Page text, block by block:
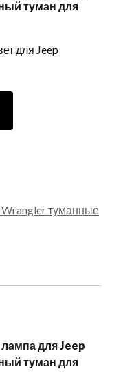
туман для
для Jeep
Wrangler туманные
для Jeep
туман для